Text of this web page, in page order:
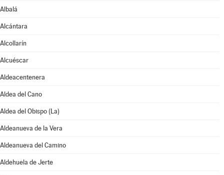
Albalá
Alcántara
Alcollarín
Alcuéscar
Aldeacentenera
Aldea del Cano
Aldea del Obispo (La)
Aldeanueva de la Vera
Aldeanueva del Camino
Aldehuela de Jerte